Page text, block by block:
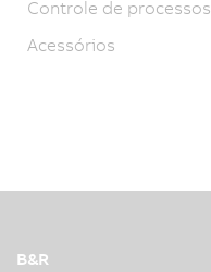
Controle de processos
Acessórios
B&R